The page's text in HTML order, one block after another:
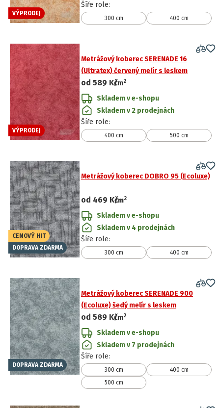
VÝPRODEJ
Šíře role:
300 cm 400 cm
VÝPRODEJ
Metrážový koberec SERENADE 16
(Ultratex) červený melír s leskem
od 589 Kč
/m2
Skladem v e-shopu
Skladem v 2 prodejnách
Šíře role:
400 cm 500 cm
CENOVÝ HIT
DOPRAVA ZDARMA
Metrážový koberec DOBRO 95 (Ecoluxe)
od 469 Kč
/m2
Skladem v e-shopu
Skladem v 4 prodejnách
Šíře role:
300 cm 400 cm
DOPRAVA ZDARMA
Metrážový koberec SERENADE 900
(Ecoluxe) šedý melír s leskem
od 589 Kč
/m2
Skladem v e-shopu
Skladem v 7 prodejnách
Šíře role:
300 cm
400 cm
500 cm